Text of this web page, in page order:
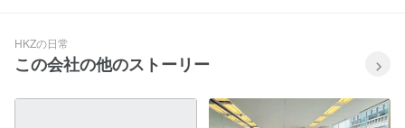
HKZの日常
この会社の他のストーリー